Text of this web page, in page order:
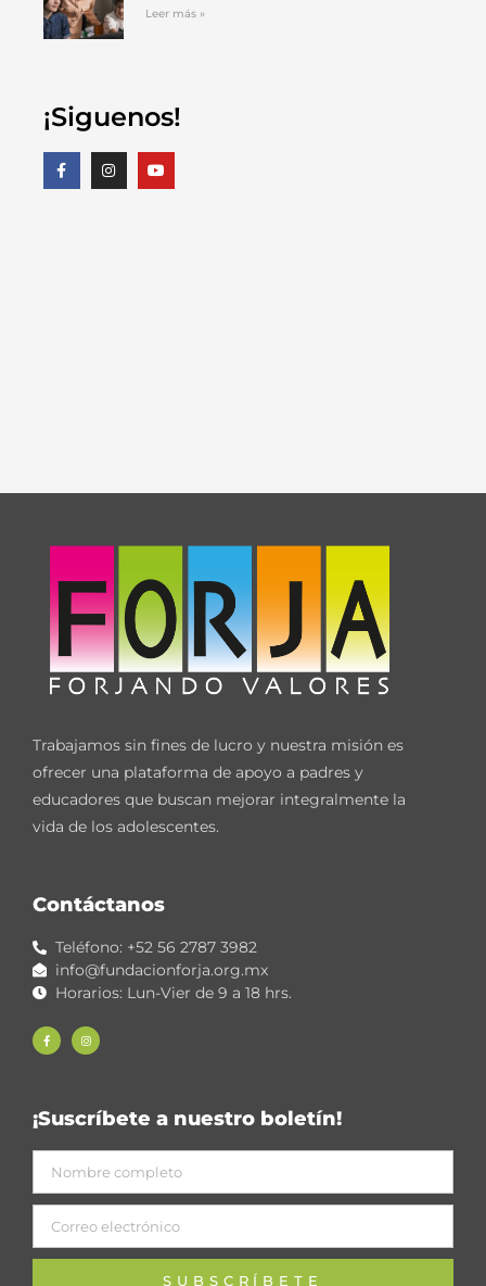
Leer más »
¡Siguenos!
Trabajamos sin fines de lucro y nuestra misión es
ofrecer una plataforma de apoyo a padres y
educadores que buscan mejorar integralmente la
vida de los adolescentes.
Contáctanos
Teléfono: +52 56 2787 3982
info@fundacionforja.org.mx
Horarios: Lun-Vier de 9 a 18 hrs.
¡Suscríbete a nuestro boletín!
SUBSCRÍBETE